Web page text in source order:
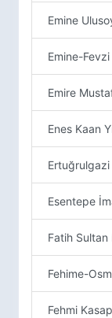
Emine
Emine-
Emire
Enes Kaan
Esentepe
Fatih
Fehime-
Fehmi